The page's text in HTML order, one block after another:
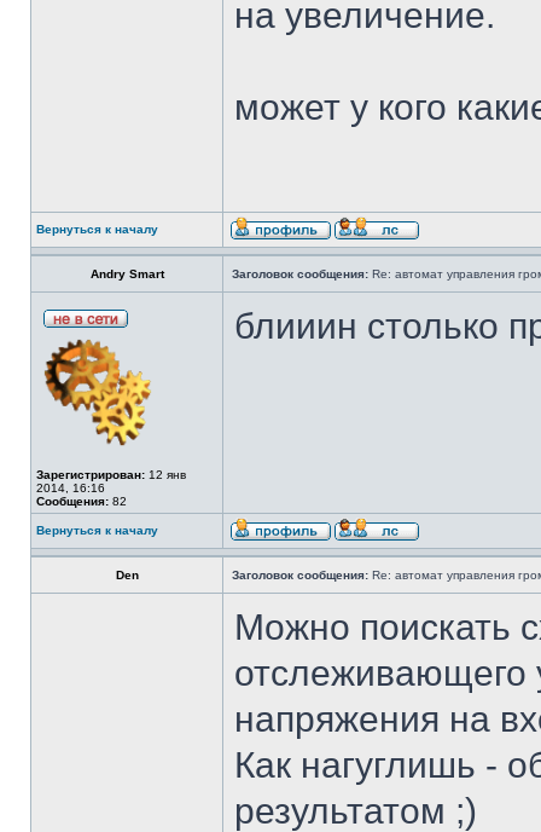
на увеличение.
может у кого
Вернуться к началу
Andry Smart Заголовок сообщения: Re: автомат управления
Зарегистрирован: 12 янв
2014, 16:16
Сообщения: 82
блииин столько
Вернуться к началу
Den Заголовок сообщения: Re: автомат управления
Можно поискать
отслеживающего
напряжения на
Как нагуглишь -
результатом ;)